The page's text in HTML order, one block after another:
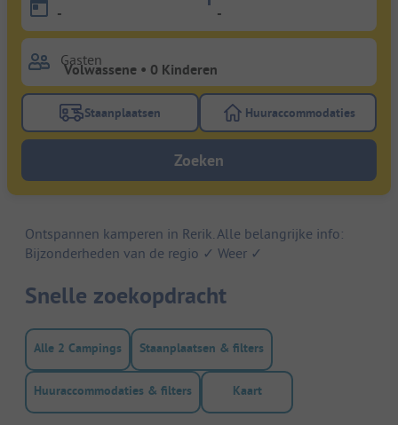
- -
Gasten
Gebruik de filterknop staanplaatsen om te zoeken
Staanplaatsen Gebruik de
Huuraccommodaties
Zoeken
Ontspannen kamperen in Rerik. Alle belangrijke info:
Bijzonderheden van de regio ✓ Weer ✓
Snelle zoekopdracht
Alle 2 Campings Staanplaatsen & filters
Huuraccommodaties & filters Kaart